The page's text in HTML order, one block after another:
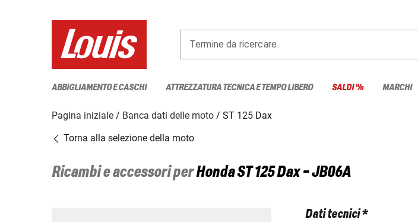
Termine da ricercare
ABBIGLIAMENTO E CASCHI ATTREZZATURA TECNICA E TEMPO LIBERO SALDI % MARCHI
Pagina iniziale Banca dati delle moto
ST 125 Dax
Torna alla selezione della moto
Ricambi e accessori perHondaST 125 Dax - JB06A
Dati tecnici *